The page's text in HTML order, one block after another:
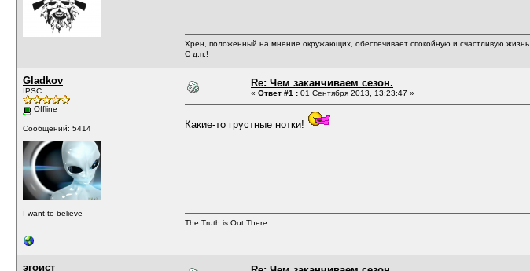
Хрен, положенный на мнение окружающих, обеспечивает спокойную и счастливую жизнь.
С д.п.!
Gladkov
IPSC
Offline
Сообщений: 5414
I want to believe
Re: Чем заканчиваем сезон.
« Ответ #1 : 01 Сентября 2013, 13:23:47 »
Какие-то грустные нотки!
The Truth is Out There
эгоист